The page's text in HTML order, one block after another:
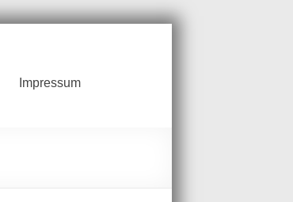
Impressum